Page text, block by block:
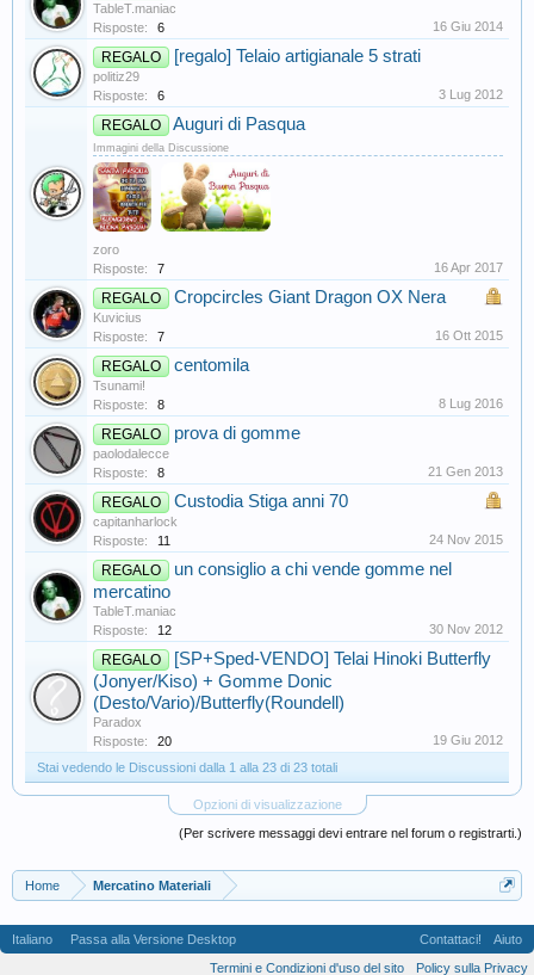
TableT.maniac
Risposte:
6 16 Giu 2014
REGALO [regalo] Telaio artigianale 5 strati
politiz29
Risposte:
6 3 Lug 2012
REGALO Auguri di Pasqua
Immagini della Discussione
zoro
Risposte:
7 16 Apr 2017
REGALO Cropcircles Giant Dragon OX Nera
Kuvicius
Risposte:
7 16 Ott 2015
REGALO centomila
Tsunami!
Risposte:
8 8 Lug 2016
REGALO prova di gomme
paolodalecce
Risposte:
8 21 Gen 2013
REGALO Custodia Stiga anni 70
capitanharlock
Risposte:
11 24 Nov 2015
REGALO
un consiglio a chi vende gomme nel
mercatino
TableT.maniac
Risposte:
12 30 Nov 2012
REGALO
[SP+Sped-VENDO] Telai Hinoki Butterfly
(Jonyer/Kiso) + Gomme Donic
(Desto/Vario)/Butterfly(Roundell)
Paradox
Risposte:
20
19 Giu 2012
Stai vedendo le Discussioni dalla 1 alla 23 di 23 totali
Opzioni di visualizzazione
(Per scrivere messaggi devi entrare nel forum o registrarti.)
Home Mercatino Materiali
Italiano Passa alla Versione Desktop Contattaci!
Aiuto
Termini e Condizioni d'uso del sito
Policy sulla Privacy